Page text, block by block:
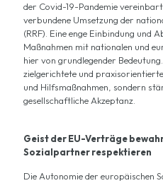
der Covid-19-Pandemie
verbundene Umsetzung der
(RRF). Eine enge Einbindung und
Maßnahmen mit nationalen und
hier von grundlegender
zielgerichtete und
und Hilfsmaßnahmen, sondern
gesellschaftliche Akzeptanz.
Geist der EU-Verträge
Sozialpartner respektieren
Die Autonomie der europäischen